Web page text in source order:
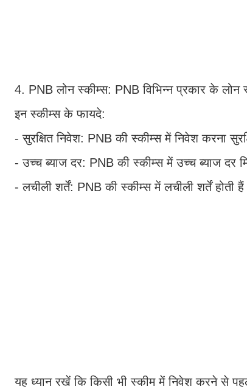
4. PNB लोन स्कीम्स: PNB विभिन्न प्रकार के
इन स्कीम्स के फायदे:
- सुरक्षित निवेश: PNB की स्कीम्स में निवेश करना
- उच्च ब्याज दर: PNB की स्कीम्स में उच्च ब्याज दर
- लचीली शर्तें: PNB की स्कीम्स में लचीली शर्तें
यह ध्यान रखें कि किसी भी स्कीम में निवेश करने से